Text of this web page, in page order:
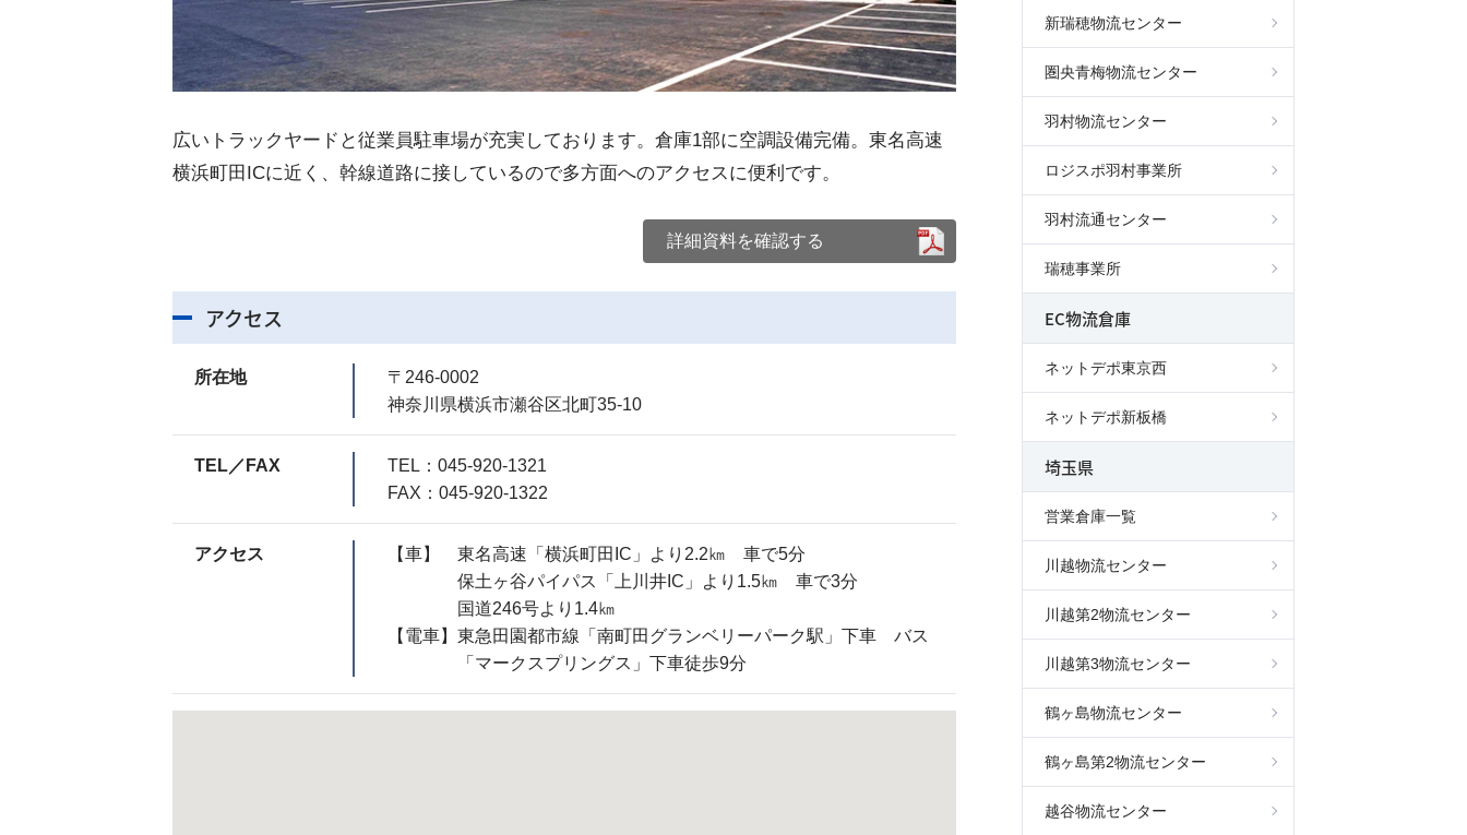
広いトラックヤードと従業員駐車場が充実しております。倉庫1部に空調設備完備。東名高速
横浜町田ICに近く、幹線道路に接しているので多方面へのアクセスに便利です。
詳細資料を確認する
アクセス
所在地
〒246-0002
神奈川県横浜市瀬谷区北町35-10
TEL／FAX TEL： 045-920-1321
FAX：045-920-1322
アクセス 【車】
東名高速「横浜町田IC」より2.2㎞ 車で5分
保土ヶ谷パイパス「上川井IC」より1.5㎞ 車で3分
国道246号より1.4㎞
【電車】 東急田園都市線「南町田グランベリーパーク駅」下車 バス
「マークスプリングス」下車徒歩9分
新瑞穂物流センター
圏央青梅物流センター
羽村物流センター
ロジスポ羽村事業所
羽村流通センター
瑞穂事業所
EC物流倉庫
ネットデポ東京西
ネットデポ新板橋
埼玉県
営業倉庫一覧
川越物流センター
川越第2物流センター
川越第3物流センター
鶴ヶ島物流センター
鶴ヶ島第2物流センター
越谷物流センター